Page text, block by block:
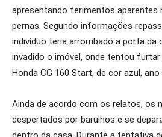
apresentando ferimentos aparentes
pernas. Segundo informações
indivíduo teria arrombado a porta da
invadido o imóvel, onde tentou
Honda CG 160 Start, de cor azul, ano
Ainda de acordo com os relatos, os
despertados por barulhos e se